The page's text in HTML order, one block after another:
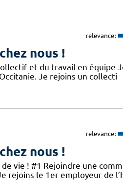
relevance:
nous !
et du travail en équipe
Je rejoins un collecti
relevance:
nous !
vie ! #1 Rejoindre une
rejoins le 1er employeur de